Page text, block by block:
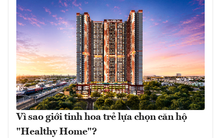
Vì sao giới tinh hoa trẻ lựa chọn căn hộ
"Healthy Home"?